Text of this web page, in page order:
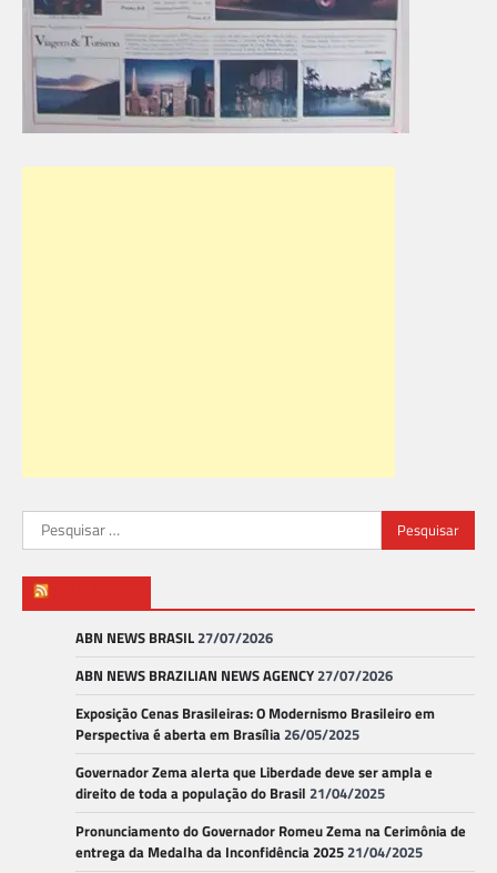
Pesquisar
por:
ABN NEWS BRASIL27/07/2026
ABN NEWS BRAZILIAN NEWS AGENCY27/07/2026
Exposição Cenas Brasileiras: O Modernismo Brasileiro em
Perspectiva é aberta em Brasília26/05/2025
Governador Zema alerta que Liberdade deve ser ampla e
direito de toda a população do Brasil 21/04/2025
Pronunciamento do Governador Romeu Zema na Cerimônia de
entrega da Medalha da Inconfidência 202521/04/2025